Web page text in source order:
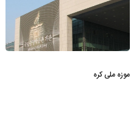
موزه ملی کره